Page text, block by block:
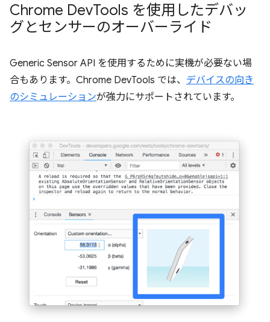
Chrome DevTools を使用したデバッ
グとセンサーのオーバーライド
Generic Sensor API を使用するために実機が必要ない場
合もあります。Chrome DevTools では、 デバイスの向き
のシミュレーションが強力にサポートされています。